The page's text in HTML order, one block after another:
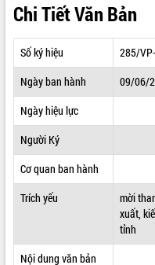
LÃNH ĐẠO UBND TỈNH
TIN TỨC SỰ KIỆN
SỞ, BAN, NGÀNH
THÔNG TIN CHỈ ĐẠO ĐIỀU HÀNH
HỆ THỐNG VĂN BẢN
VĂN BẢN HĐND TỈNH
Chi Tiết Văn Bản
Số ký hiệu
285/
Ngày ban hành
09/06/
Ngày hiệu lực
Người Ký
Cơ quan ban hành
Trích yếu
mời
xuất,
tỉnh
Nội dung văn bản